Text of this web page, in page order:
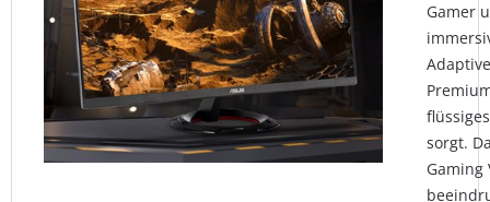
Gamer
sorgt.
Gaming